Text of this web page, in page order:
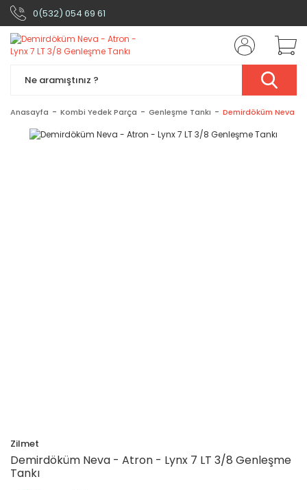
0(532) 054 69 61
Anasayfa Kombi Yedek Parça Genleşme Tankı Demirdöküm Neva -
Zilmet
Demirdöküm Neva - Atron - Lynx 7 LT 3/8 Genleşme
Tankı